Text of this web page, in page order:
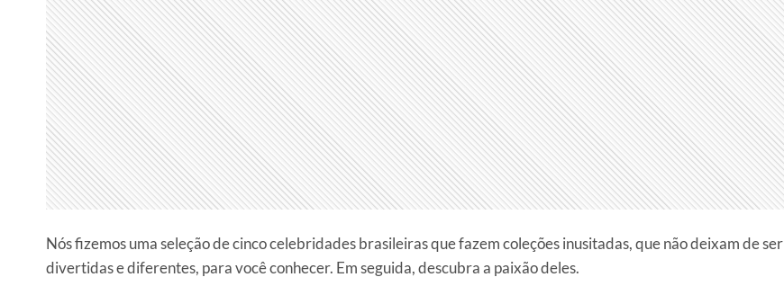
Nós fizemos uma seleção de cinco celebridades brasileiras que fazem coleções inusitadas, que não deixam de ser
divertidas e diferentes, para você conhecer. Em seguida, descubra a paixão deles.